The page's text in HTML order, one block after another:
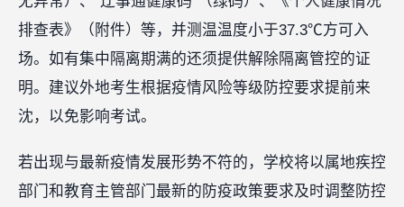
排查表》（附件）等，并测温温度小于37.3℃方可入
场。如有集中隔离期满的还须提供解除隔离管控的证
明。建议外地考生根据疫情风险等级防控要求提前来
沈，以免影响考试。
若出现与最新疫情发展形势不符的，学校将以属地疾控
部门和教育主管部门最新的防疫政策要求及时调整防控